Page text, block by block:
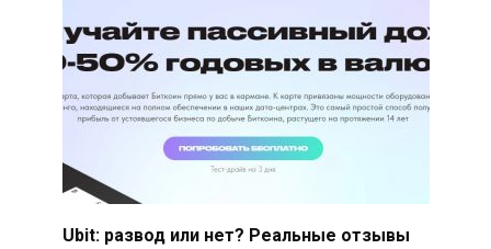
Ubit: развод или нет? Реальные отзывы